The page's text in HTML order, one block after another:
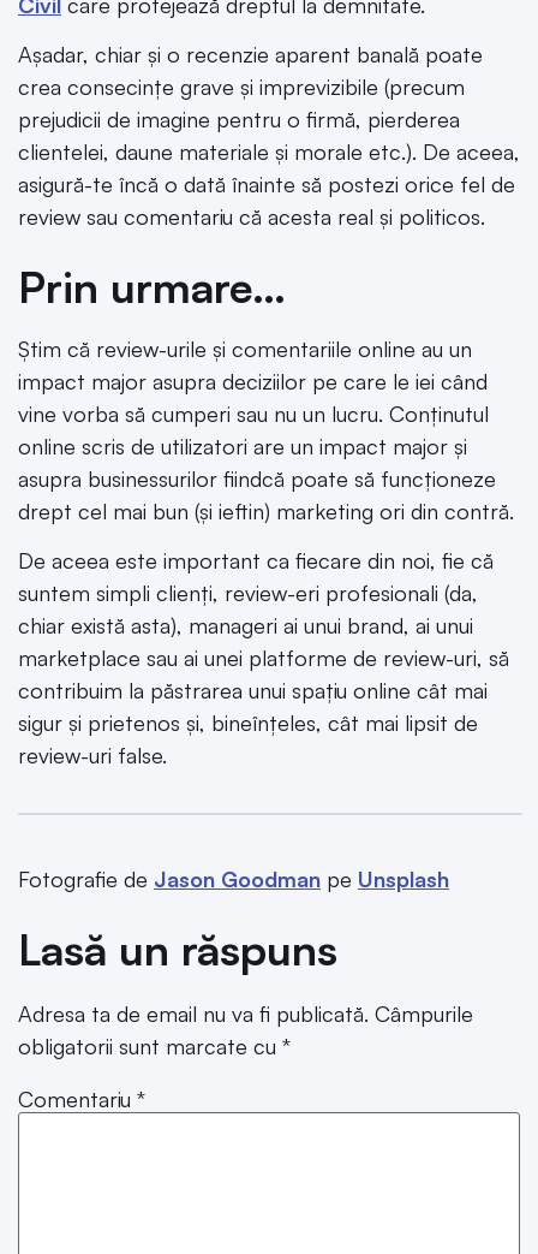
Așadar, chiar și o recenzie aparent banală poate
crea consecințe grave și imprevizibile (precum
prejudicii de imagine pentru o firmă, pierderea
clientelei, daune materiale și morale etc.). De aceea,
asigură-te încă o dată înainte să postezi orice fel de
review sau comentariu că acesta real și politicos.
Prin urmare…
Știm că review-urile și comentariile online au un
impact major asupra deciziilor pe care le iei când
vine vorba să cumperi sau nu un lucru. Conținutul
online scris de utilizatori are un impact major și
asupra businessurilor fiindcă poate să funcționeze
drept cel mai bun (și ieftin) marketing ori din contră.
De aceea este important ca fiecare din noi, fie că
suntem simpli clienți, review-eri profesionali (da,
chiar există asta), manageri ai unui brand, ai unui
marketplace sau ai unei platforme de review-uri, să
contribuim la păstrarea unui spațiu online cât mai
sigur și prietenos și, bineînțeles, cât mai lipsit de
review-uri false.
Fotografie de Jason Goodman pe Unsplash
Lasă un răspuns
Adresa ta de email nu va fi publicată. Câmpurile
obligatorii sunt marcate cu *
Comentariu *